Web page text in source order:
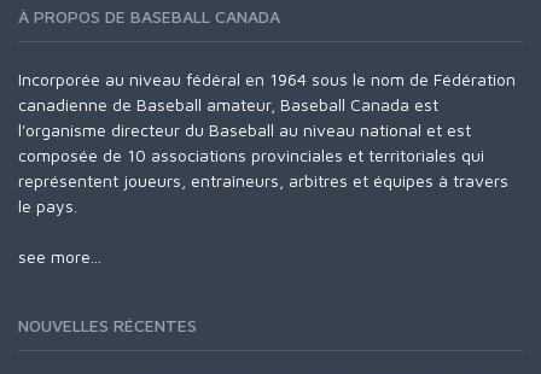
À PROPOS DE BASEBALL CANADA
Incorporée au niveau fédéral en 1964 sous le nom de Fédération
canadienne de Baseball amateur, Baseball Canada est
l'organisme directeur du Baseball au niveau national et est
composée de 10 associations provinciales et territoriales qui
représentent joueurs, entraîneurs, arbitres et équipes à travers
le pays.
see more...
NOUVELLES RÉCENTES